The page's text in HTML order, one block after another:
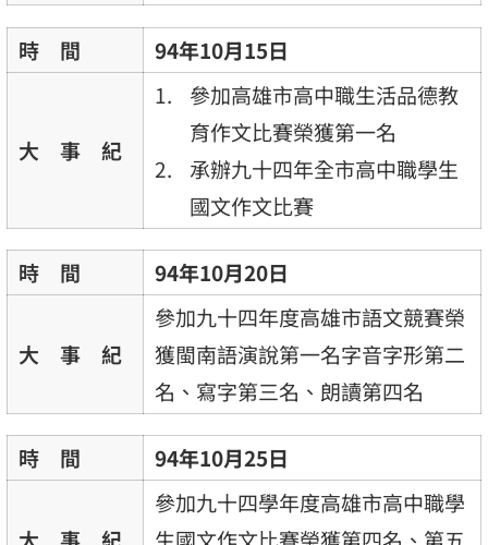
時 間 94年10月15日
大 事 紀
參加高雄市高中職生活品德教
育作文比賽榮獲第一名
承辦九十四年全市高中職學生
國文作文比賽
時 間 94年10月20日
大 事 紀
參加九十四年度高雄市語文競賽榮
獲閩南語演說第一名字音字形第二
名、寫字第三名、朗讀第四名
時 間 94年10月25日
參加九十四學年度高雄市高中職學